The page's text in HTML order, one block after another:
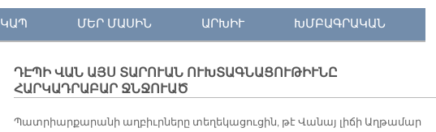
ԿԱՊ ՄԵՐ ՄԱՍԻՆ ԱՐԽԻՒ ԽՄԲԱԳՐԱԿԱՆ
ԴԷՊԻ ՎԱՆ ԱՅՍ ՏԱՐՈՒԱՆ ՈՒԽՏԱԳՆԱՑՈՒԹԻՒՆԸ
ՀԱՐԿԱԴՐԱԲԱՐ ՋՆՋՈՒԱԾ
Պատ­րիար­քա­րա­նի աղ­բիւր­նե­րը տե­ղե­կա­ցու­ցին, թէ Վա­նայ լի­ճի Աղ­թա­մար